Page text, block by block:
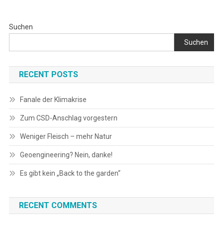
Suchen
Suchen
RECENT POSTS
Fanale der Klimakrise
Zum CSD-Anschlag vorgestern
Weniger Fleisch – mehr Natur
Geoengineering? Nein, danke!
Es gibt kein „Back to the garden“
RECENT COMMENTS